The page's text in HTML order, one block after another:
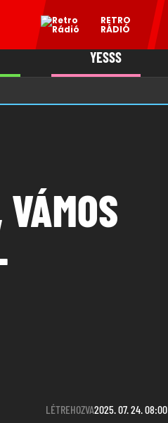
RETRO
RÁDIÓ
YESSS
LÉTREHOZVA2025. 07. 24. 08:00